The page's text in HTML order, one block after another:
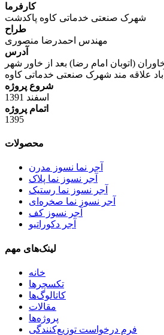
كارفرما
شهرک صنعتی خدماتی كاوه پاكدشت
طراح
مهندس احمدرضا منصوری
آدرس
٨ جاده خاوران (اتوبان امام رضا) بعد از خاور شهر
علاقه مند شهرک صنعتی خدماتی كاوه
شروع پروژه
اسفند 1391
اتمام پروژه
1395
محصولات
آجر نما نسوز مدرن
آجر نسوز نما پلاک
آجر نسوز نما رستیک
آجر نسوز نما صخره‌ای
آجر نسوز کف
آجر دکوراتیو
لینک‌های مهم
خانه
تکسچرها
کاتالوگ‌ها
مقالات
پروژه‌ها
فرم درخواست توزیع‌کنندگی